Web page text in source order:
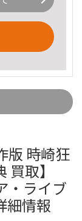
版 時崎狂
取】
・ライブ
細情報